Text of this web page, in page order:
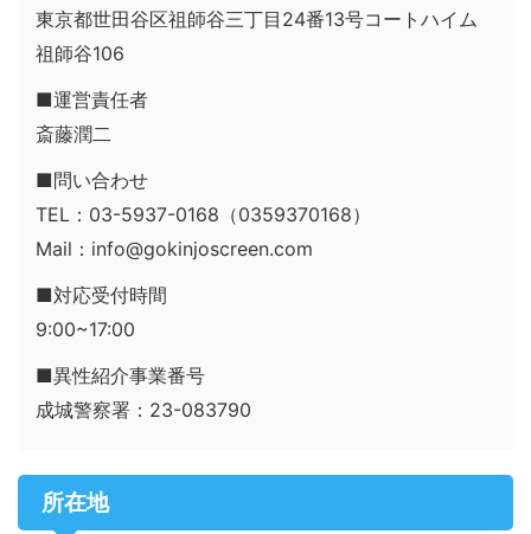
東京都世田谷区祖師谷三丁目24番13号コートハイム
祖師谷106
■運営責任者
斎藤潤二
■問い合わせ
TEL：03-5937-0168（0359370168）
Mail：info@gokinjoscreen.com
■対応受付時間
9:00~17:00
■異性紹介事業番号
成城警察署：23-083790
所在地